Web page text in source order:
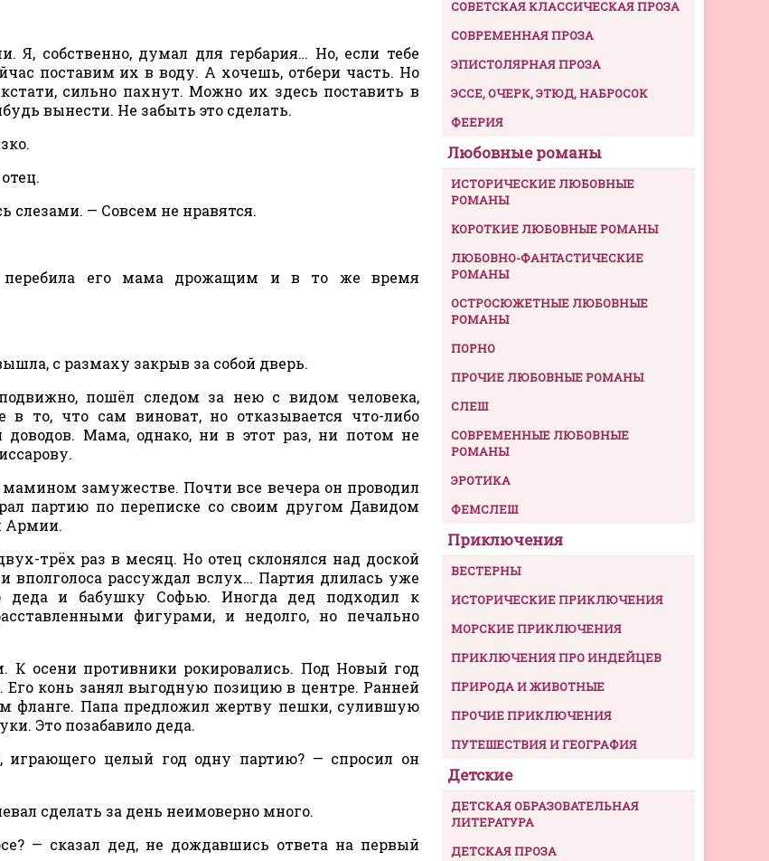
Я, собственно, думал для гербария… Но, если тебе
поставим их в воду. А хочешь, отбери часть. Но
сильно пахнут. Можно их здесь поставить в
вынести. Не забыть это сделать.
слезами. — Совсем не нравятся.
перебила его мама дрожащим и в то же время
с размаху закрыв за собой дверь.
пошёл следом за нею с видом человека,
то, что сам виноват, но отказывается что-либо
Мама, однако, ни в этот раз, ни потом не
замужестве. Почти все вечера он проводил
партию по переписке со своим другом Давидом
Армии.
трёх раз в месяц. Но отец склонялся над доской
рассуждал вслух… Партия длилась уже
деда и бабушку Софью. Иногда дед подходил к
фигурами, и недолго, но печально
осени противники рокировались. Под Новый год
конь занял выгодную позицию в центре. Ранней
фланге. Папа предложил жертву пешки, сулившую
Это позабавило деда.
целый год одну партию? — спросил он
сделать за день неимоверно много.
— сказал дед, не дождавшись ответа на первый
СОВЕТСКАЯ КЛАССИЧЕСКАЯ ПРОЗА
СОВРЕМЕННАЯ ПРОЗА
ЭПИСТОЛЯРНАЯ ПРОЗА
ЭССЕ, ОЧЕРК, ЭТЮД, НАБРОСОК
ФЕЕРИЯ
Любовные романы
ИСТОРИЧЕСКИЕ ЛЮБОВНЫЕ
РОМАНЫ
КОРОТКИЕ ЛЮБОВНЫЕ РОМАНЫ
ЛЮБОВНО-ФАНТАСТИЧЕСКИЕ
РОМАНЫ
ОСТРОСЮЖЕТНЫЕ ЛЮБОВНЫЕ
РОМАНЫ
ПОРНО
ПРОЧИЕ ЛЮБОВНЫЕ РОМАНЫ
СЛЕШ
СОВРЕМЕННЫЕ ЛЮБОВНЫЕ
РОМАНЫ
ЭРОТИКА
ФЕМСЛЕШ
Приключения
ВЕСТЕРНЫ
ИСТОРИЧЕСКИЕ ПРИКЛЮЧЕНИЯ
МОРСКИЕ ПРИКЛЮЧЕНИЯ
ПРИКЛЮЧЕНИЯ ПРО ИНДЕЙЦЕВ
ПРИРОДА И ЖИВОТНЫЕ
ПРОЧИЕ ПРИКЛЮЧЕНИЯ
ПУТЕШЕСТВИЯ И ГЕОГРАФИЯ
Детские
ДЕТСКАЯ ОБРАЗОВАТЕЛЬНАЯ
ЛИТЕРАТУРА
ДЕТСКАЯ ПРОЗА